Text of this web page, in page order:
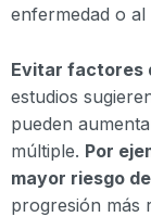
enfermedad o al
Evitar factores
estudios
pueden
múltiple. Por
mayor riesgo
progresión más